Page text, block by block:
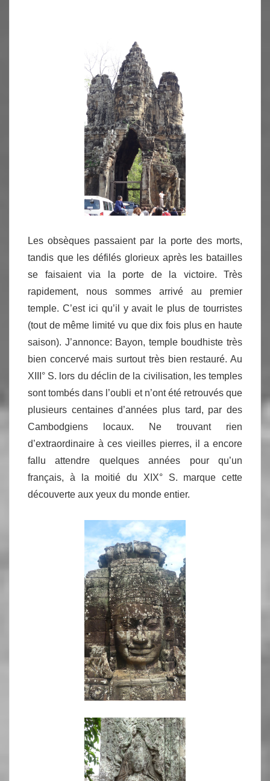
Les obsèques passaient par la porte des morts,
tandis que les défilés glorieux après les batailles
se faisaient via la porte de la victoire. Très
rapidement, nous sommes arrivé au premier
temple. C’est ici qu’il y avait le plus de tourristes
(tout de même limité vu que dix fois plus en haute
saison). J’annonce: Bayon, temple boudhiste très
bien concervé mais surtout très bien restauré. Au
XIII° S. lors du déclin de la civilisation, les temples
sont tombés dans l’oubli et n’ont été retrouvés que
plusieurs centaines d’années plus tard, par des
Cambodgiens locaux. Ne trouvant rien
d’extraordinaire à ces vieilles pierres, il a encore
fallu attendre quelques années pour qu’un
français, à la moitié du XIX° S. marque cette
découverte aux yeux du monde entier.